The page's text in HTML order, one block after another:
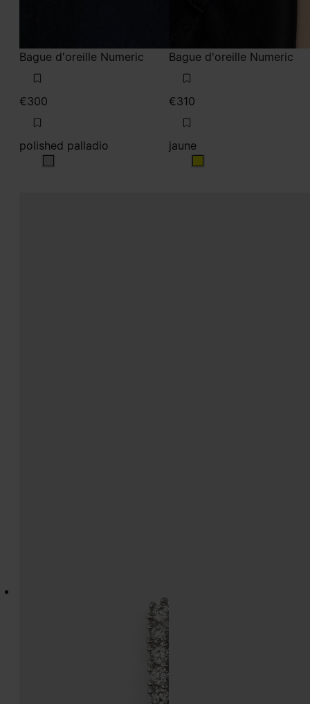
Bague d'oreille Numeric
€300
polished palladio
polished palladio
Bague d'oreille Numeric
€310
jaune
jaune